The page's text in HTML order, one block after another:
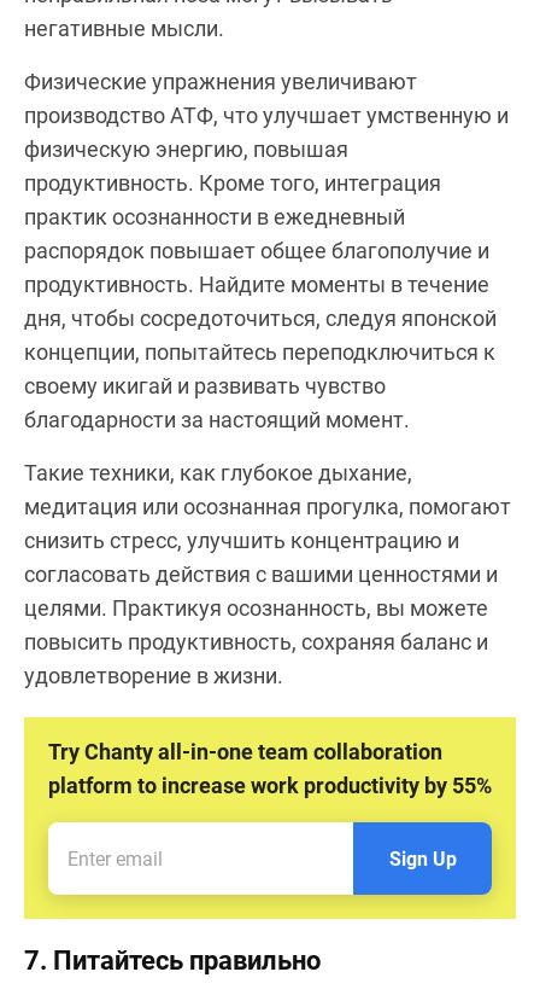
негативные мысли.
Физические упражнения увеличивают
производство АТФ, что улучшает умственную и
физическую энергию, повышая
продуктивность. Кроме того, интеграция
практик осознанности в ежедневный
распорядок повышает общее благополучие и
продуктивность. Найдите моменты в течение
дня, чтобы сосредоточиться, следуя японской
концепции, попытайтесь переподключиться к
своему икигай и развивать чувство
благодарности за настоящий момент.
Такие техники, как глубокое дыхание,
медитация или осознанная прогулка, помогают
снизить стресс, улучшить концентрацию и
согласовать действия с вашими ценностями и
целями. Практикуя осознанность, вы можете
повысить продуктивность, сохраняя баланс и
удовлетворение в жизни.
Try Chanty all-in-one team collaboration
platform to increase work productivity by 55%
Sign Up
7. Питайтесь правильно